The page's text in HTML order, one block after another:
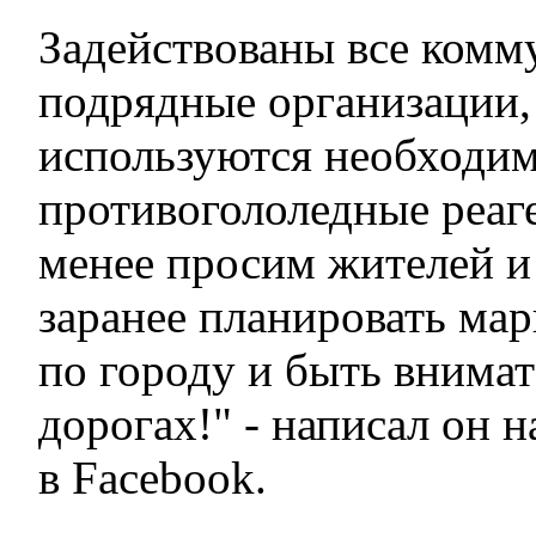
Задействованы все
подрядные
используются
противогололедные
менее просим жителей
заранее планировать
по городу и быть
дорогах!" - написал он
в Facebook.